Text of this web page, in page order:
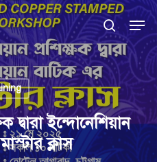
search
দ্বারা ইন্দোনেশিয়ান
ক্লাস